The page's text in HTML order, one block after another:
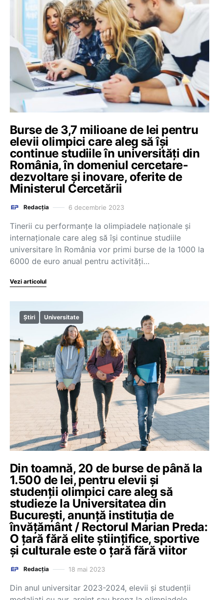
Burse de 3,7 milioane de lei pentru
elevii olimpici care aleg să își
continue studiile în universități din
România, în domeniul cercetare-
dezvoltare și inovare, oferite de
Ministerul Cercetării
Redacția 6 decembrie 2023
Tinerii cu performanțe la olimpiadele naționale și
internaționale care aleg să își continue studiile
universitare în România vor primi burse de la 1000 la
6000 de euro anual pentru activități…
Vezi articolul
Știri Universitate
Din toamnă, 20 de burse de până la
1.500 de lei, pentru elevii și
studenții olimpici care aleg să
studieze la Universitatea din
București, anunță instituția de
învățământ / Rectorul Marian Preda:
O țară fără elite științifice, sportive
și culturale este o țară fără viitor
Redacția 18 mai 2023
Din anul universitar 2023-2024, elevii și studenții